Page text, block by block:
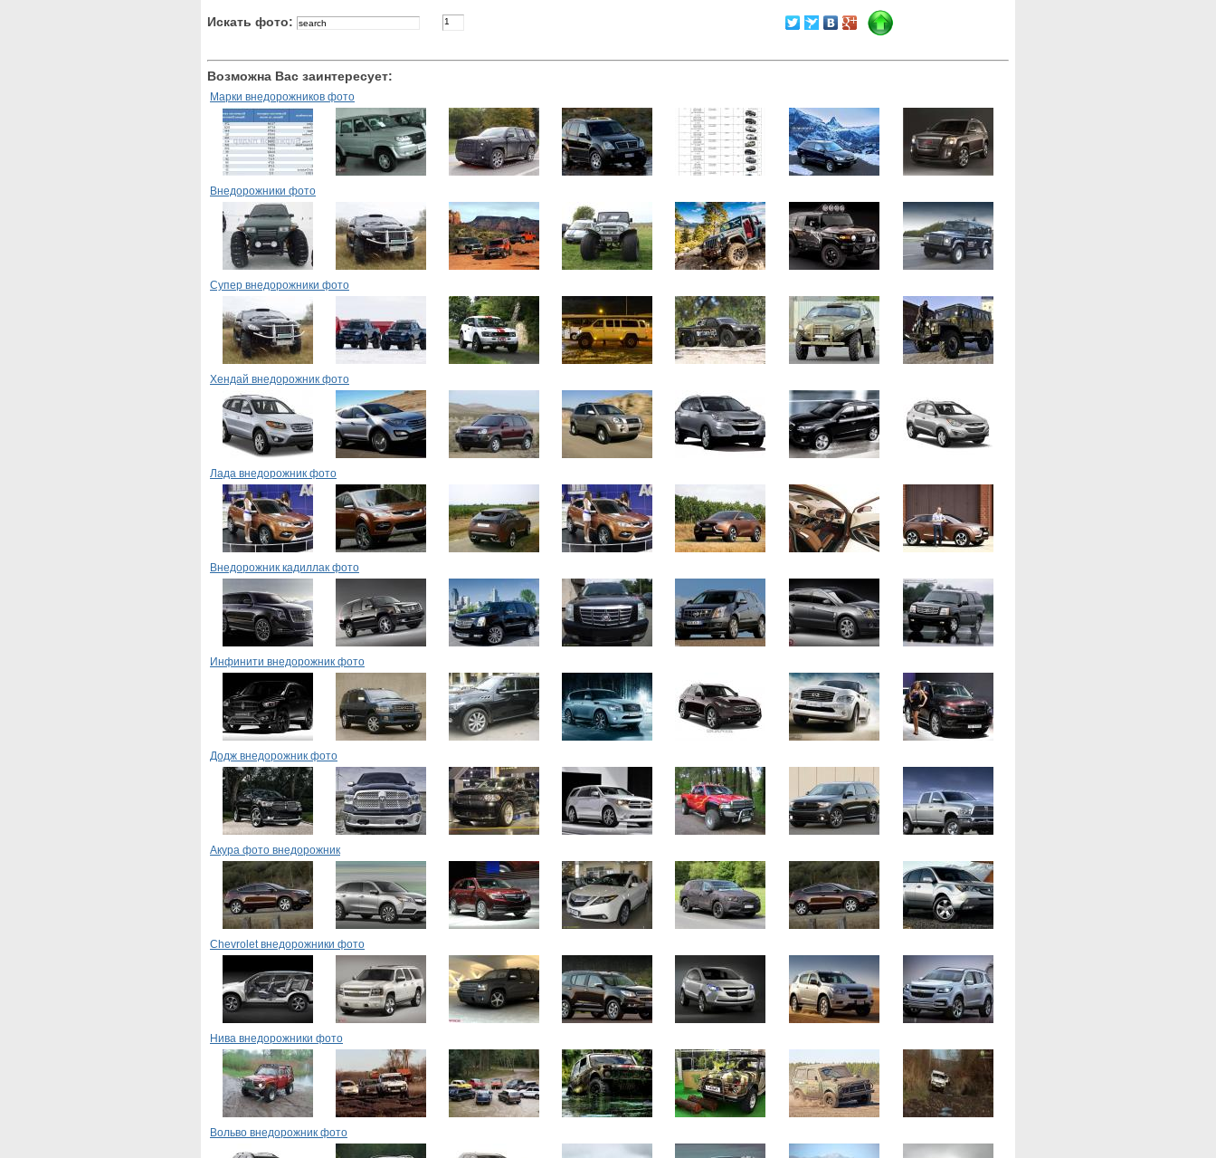
Искать фото:
Возможна Вас заинтересует:
Марки внедорожников фото
Внедорожники фото
Супер внедорожники фото
Хендай внедорожник фото
Лада внедорожник фото
Внедорожник кадиллак фото
Инфинити внедорожник фото
Додж внедорожник фото
Акура фото внедорожник
Chevrolet внедорожники фото
Нива внедорожники фото
Вольво внедорожник фото